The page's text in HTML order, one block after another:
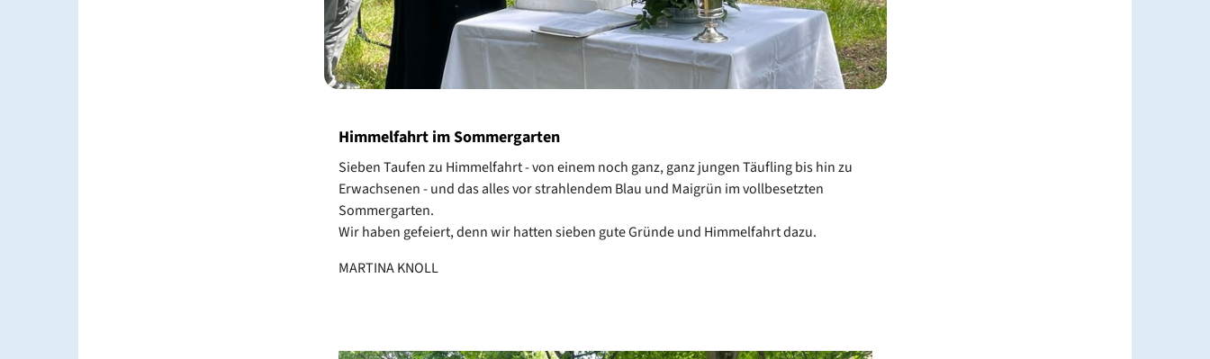
Himmelfahrt im Sommergarten
Sieben Taufen zu Himmelfahrt - von einem noch ganz, ganz jungen Täufling bis hin zu
Erwachsenen - und das alles vor strahlendem Blau und Maigrün im vollbesetzten
Sommergarten.
Wir haben gefeiert, denn wir hatten sieben gute Gründe und Himmelfahrt dazu.
MARTINA KNOLL